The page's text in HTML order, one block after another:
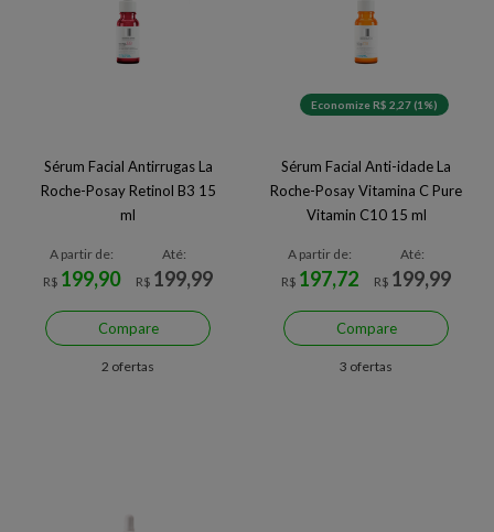
Sérum Facial Antirrugas La
Roche-Posay Retinol B3 15
ml
A partir de:
R$ 199,90
Até:
R$ 199,99
Compare
2 ofertas
Economize R$ 2,27 (1%)
Sérum Facial Anti-idade La
Roche-Posay Vitamina C Pure
Vitamin C10 15 ml
A partir de:
R$ 197,72
Até:
R$ 199,99
Compare
3 ofertas